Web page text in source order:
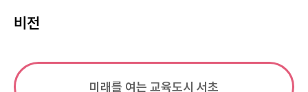
비전
미래를 여는 교육도시 서초